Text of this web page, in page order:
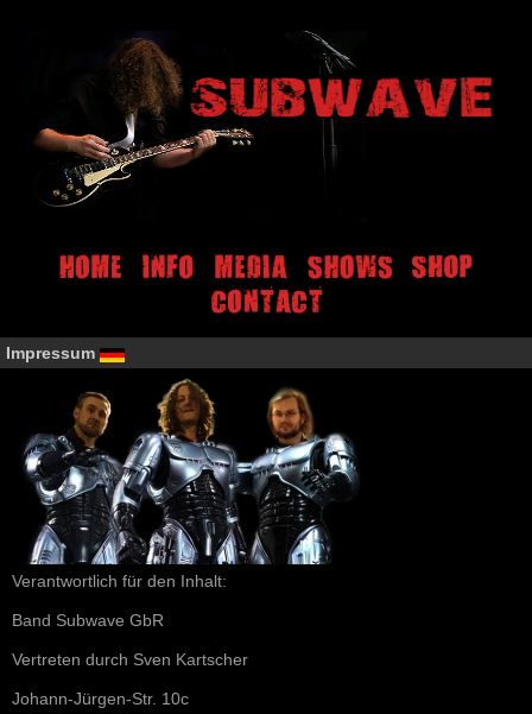
Impressum
Verantwortlich für den Inhalt:
Band Subwave GbR
Vertreten durch Sven Kartscher
Johann-Jürgen-Str. 10c